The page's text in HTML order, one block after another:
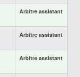
Arbitre assistant
Arbitre assistant
Arbitre assistant